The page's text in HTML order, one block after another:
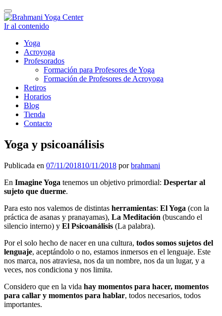
Cambiar
navegación
Ir al contenido
Yoga
Acroyoga
Profesorados
Formación para Profesores de Yoga
Formación de Profesores de Acroyoga
Retiros
Horarios
Blog
Tienda
Contacto
Yoga y psicoanálisis
Publicada en 07/11/201810/11/2018 porbrahmani
En Imagine Yoga tenemos un objetivo primordial: Despertar al
sujeto que duerme.
Para esto nos valemos de distintas herramientas: El Yoga (con la
práctica de asanas y pranayamas), La Meditación (buscando el
silencio interno) y El Psicoanálisis (La palabra).
Por el solo hecho de nacer en una cultura, todos somos sujetos del
lenguaje, aceptándolo o no, estamos inmersos en el lenguaje. Este
nos marca, nos atraviesa, nos da un nombre, nos da un lugar, y a
veces, nos condiciona y nos limita.
Considero que en la vida hay momentos para hacer, momentos
para callar y momentos para hablar, todos necesarios, todos
importantes.